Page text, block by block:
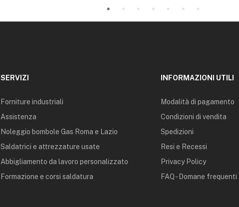
SERVIZI
Forniture industriali
Assistenza
Noleggio bombole Gas Roma e Lazio
Saldatrici e attrezzature usate
Abbigliamento da lavoro personalizzato
Formazione e corsi saldatura
INFORMAZIONI UTILI
Modalità di pagamento
Condizioni di vendita
Spedizioni
Resi e Recessi
Privacy Policy
FAQ - Domane frequenti